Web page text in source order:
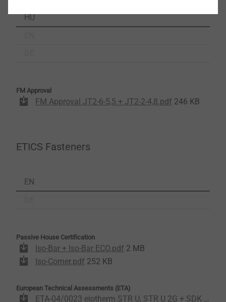
HU
FM Approval
FM Approval JT2-6-5,5 + JT2-2-4,8.pdf 246 KB
ETICS Fasteners
EN
Passive House Certification
Iso-Bar + Iso-Bar ECO.pdf 2 MB
Iso-Corner.pdf 252 KB
European Technical Assessments (ETA)
ETA-04/0023 ejotherm STR U, STR U 2G + SDK U.pdf